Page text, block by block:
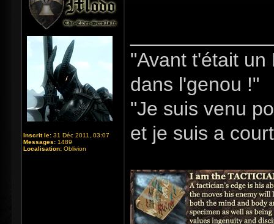
Inscrit le: 31 Déc 2011, 03:07
Messages: 1489
Localisation: Oblivion
"Avant t'était
dans l'genou !"
"Je suis venu
et je suis a